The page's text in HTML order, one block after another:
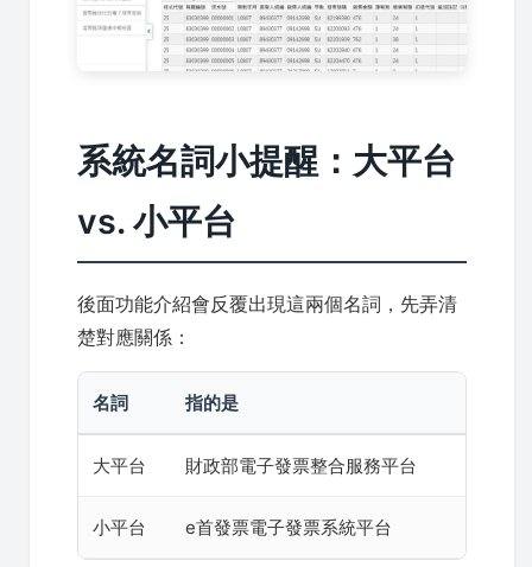
系統名詞小提醒：大平台
vs. 小平台
後面功能介紹會反覆出現這兩個名詞，先弄清
楚對應關係：
名詞 指的是
大平台 財政部電子發票整合服務平台
小平台 e首發票電子發票系統平台